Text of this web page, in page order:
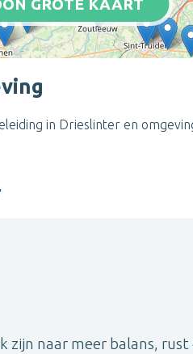
GROTE KAART
in Drieslinter en
zijn naar meer balans, rust